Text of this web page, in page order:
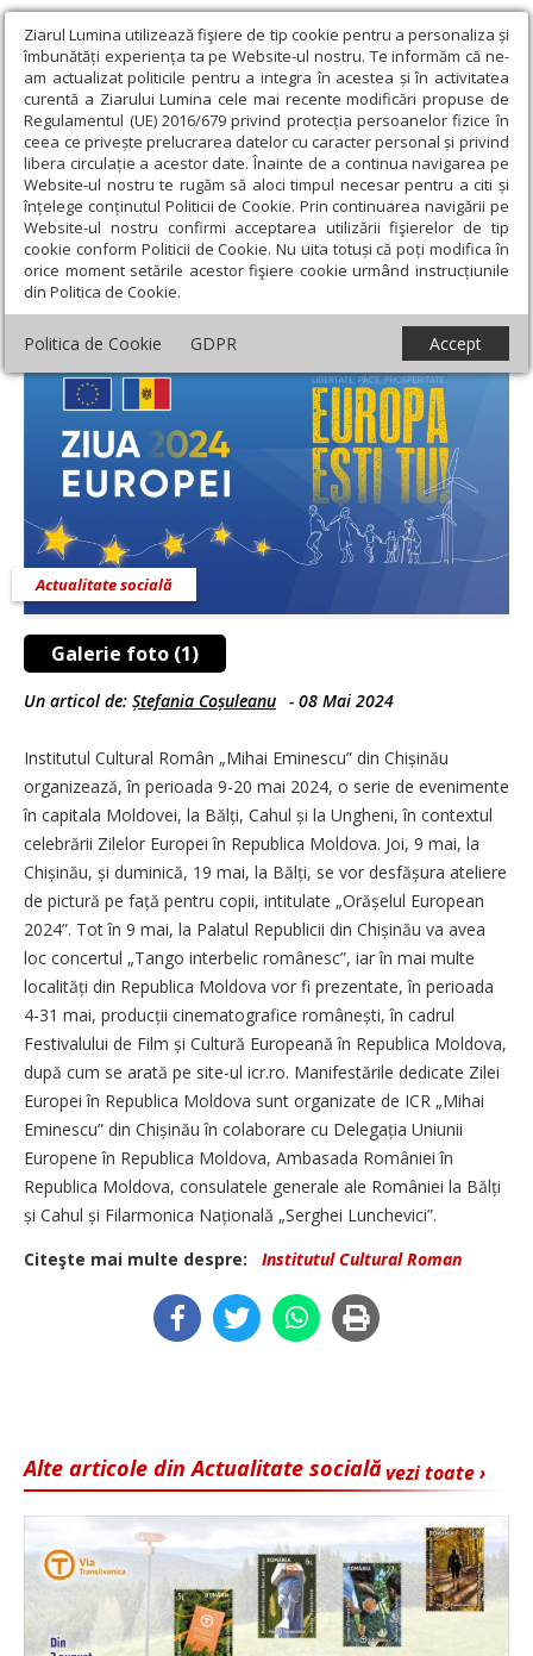
Ziarul Lumina utilizează fişiere de tip cookie pentru a personaliza și
îmbunătăți experiența ta pe Website-ul nostru. Te informăm că ne-
am actualizat politicile pentru a integra în acestea și în activitatea
curentă a Ziarului Lumina cele mai recente modificări propuse de
Regulamentul (UE) 2016/679 privind protecția persoanelor fizice în
ceea ce privește prelucrarea datelor cu caracter personal și privind
libera circulație a acestor date. Înainte de a continua navigarea pe
Website-ul nostru te rugăm să aloci timpul necesar pentru a citi și
înțelege conținutul Politicii de Cookie. Prin continuarea navigării pe
Website-ul nostru confirmi acceptarea utilizării fişierelor de tip
cookie conform Politicii de Cookie. Nu uita totuși că poți modifica în
orice moment setările acestor fişiere cookie urmând instrucțiunile
din Politica de Cookie.
Politica de Cookie GDPR Accept
Ziarul Lumina › Societate › Actualitate socială › Manifestări
dedicate Zilei Europei, în Republica Moldova
Manifestări dedicate Zilei Europei, în
Republica Moldova
Galerie foto (1)
Actualitate socială
Un articol de: Ștefania Coșuleanu - 08 Mai 2024
Institutul Cultural Român „Mihai Eminescu” din Chișinău
organizează, în perioada 9-20 mai 2024, o serie de evenimente
în capitala Moldovei, la Bălți, Cahul și la Ungheni, în contextul
celebrării Zilelor Europei în Republica Moldova. Joi, 9 mai, la
Chișinău, și duminică, 19 mai, la Bălți, se vor desfășura ateliere
de pictură pe față pentru copii, intitulate „Orășelul European
2024”. Tot în 9 mai, la Palatul Republicii din Chișinău va avea
loc concertul „Tango interbelic românesc”, iar în mai multe
localități din Republica Moldova vor fi prezentate, în perioada
4-31 mai, producții cinematografice românești, în cadrul
Festivalului de Film și Cultură Europeană în Republica Moldova,
după cum se arată pe site-ul icr.ro. Manifestările dedicate Zilei
Europei în Republica Moldova sunt organizate de ICR „Mihai
Eminescu” din Chișinău în colaborare cu Delegația Uniunii
Europene în Republica Moldova, Ambasada României în
Republica Moldova, consulatele generale ale României la Bălți
și Cahul și Filarmonica Națională „Serghei Lunchevici”.
Citeşte mai multe despre:
Institutul Cultural Roman
vezi toate ›
Alte articole din Actualitate socială